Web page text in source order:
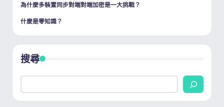
為什麼多裝置同步對端對端加密是一大挑戰？
什麼是零知識？
搜尋